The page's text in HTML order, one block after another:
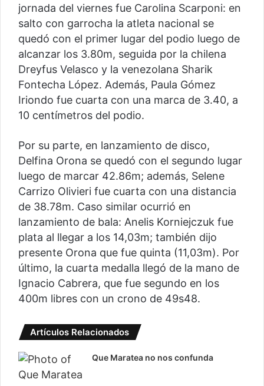
jornada del viernes fue Carolina Scarponi: en
salto con garrocha la atleta nacional se
quedó con el primer lugar del podio luego de
alcanzar los 3.80m, seguida por la chilena
Dreyfus Velasco y la venezolana Sharik
Fontecha López. Además, Paula Gómez
Iriondo fue cuarta con una marca de 3.40, a
10 centímetros del podio.
Por su parte, en lanzamiento de disco,
Delfina Orona se quedó con el segundo lugar
luego de marcar 42.86m; además, Selene
Carrizo Olivieri fue cuarta con una distancia
de 38.78m. Caso similar ocurrió en
lanzamiento de bala: Anelis Korniejczuk fue
plata al llegar a los 14,03m; también dijo
presente Orona que fue quinta (11,03m). Por
último, la cuarta medalla llegó de la mano de
Ignacio Cabrera, que fue segundo en los
400m libres con un crono de 49s48.
Artículos Relacionados
Que Maratea no nos confunda